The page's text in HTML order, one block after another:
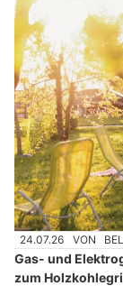
24.07.26 VON
Gas- und
zum